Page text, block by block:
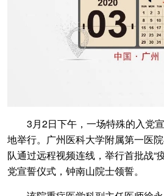
3月2日下午，一场特殊的入党
地举行。广州医科大学附属第一医
队通过远程视频连线，举行首批战“
党宣誓仪式，钟南山院士领誓。